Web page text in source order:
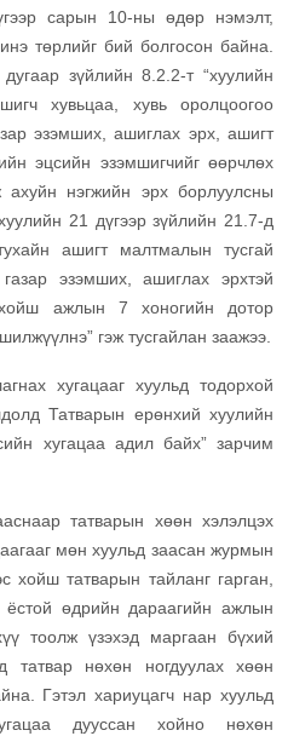
сарын 10-ны өдөр нэмэлт,
төрлийг бий болгосон байна.
зүйлийн 8.2.2-т “хуулийн
хувьцаа, хувь оролцоогоо
эзэмших, ашиглах эрх, ашигт
эцсийн эзэмшигчийг өөрчлөх
нэгжийн эрх борлуулсны
21 дүгээр зүйлийн 21.7-д
ашигт малтмалын тусгай
эзэмших, ашиглах эрхтэй
хойш ажлын 7 хоногийн дотор
гэж тусгайлан заажээ.
хугацааг хуульд тодорхой
Татварын ерөнхий хуулийн
хугацаа адил байх” зарчим
татварын хөөн хэлэлцэх
мөн хуульд заасан журмын
хойш татварын тайланг гарган,
ёстой өдрийн дараагийн ажлын
тоолж үзэхэд маргаан бүхий
татвар нөхөн ногдуулах хөөн
Гэтэл хариуцагч нар хуульд
дууссан хойно нөхөн